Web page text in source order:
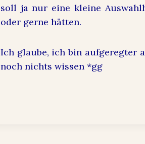
soll ja nur eine kleine
oder gerne hätten.
Ich glaube, ich bin aufgeregter
noch nichts wissen *gg